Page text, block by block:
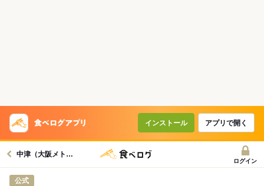
インストール アプリで開く
中津（大阪メトロ）駅グルメへ
ログイン
公式